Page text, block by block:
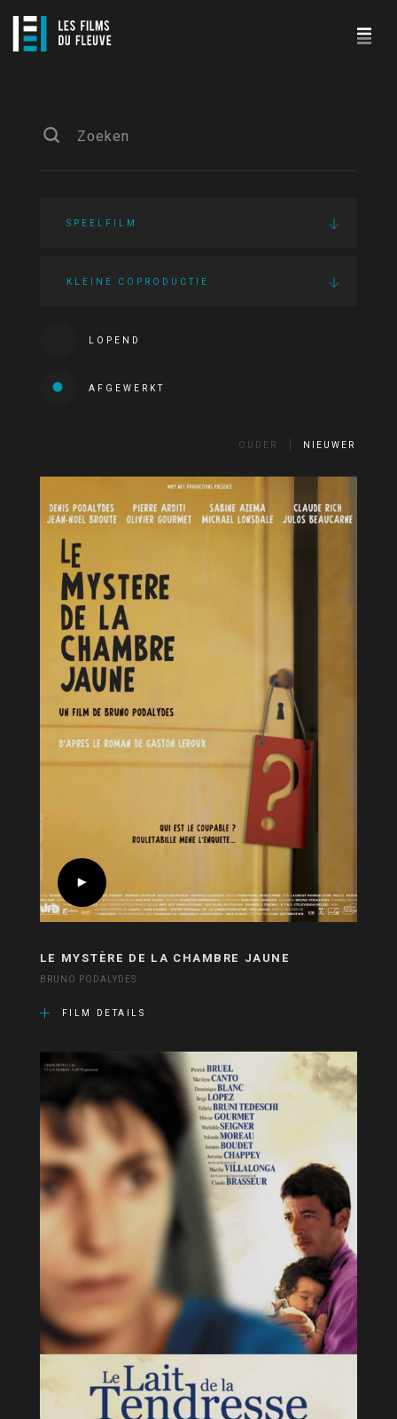
SPEELFILM
KLEINE COPRODUCTIE
LOPEND
AFGEWERKT
OUDER NIEUWER
LE MYSTÈRE DE LA CHAMBRE JAUNE
BRUNO PODALYDES
FILM DETAILS